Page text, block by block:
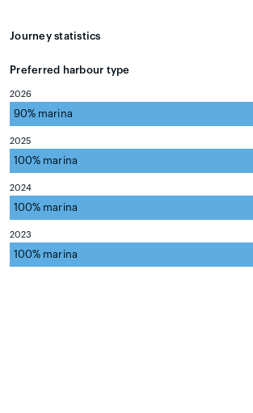
Journey statistics
Preferred harbour type
2026
90% marina
2025
100% marina
2024
100% marina
2023
100% marina